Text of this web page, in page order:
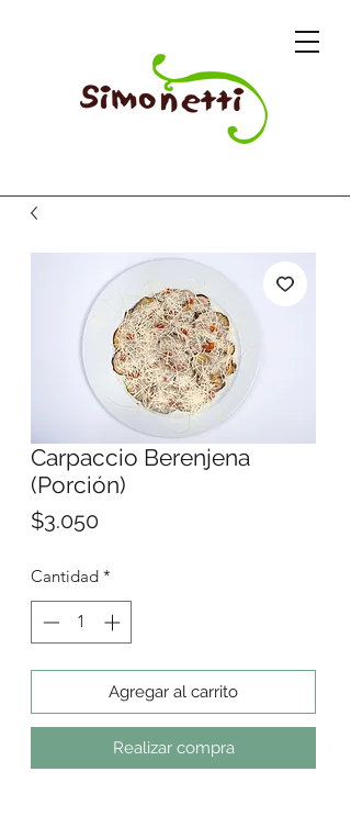
Carpaccio Berenjena
(Porción)
$3.050Precio
Cantidad *
Agregar al carrito
Realizar compra